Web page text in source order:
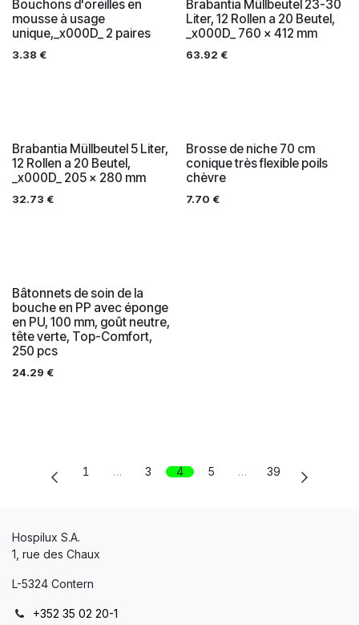
Bouchons d'oreilles en
mousse à usage
unique,_x000D_ 2 paires
3.38 €
Brabantia Müllbeutel 23-30
Liter, 12 Rollen a 20 Beutel,
_x000D_ 760 x 412 mm
63.92 €
Brabantia Müllbeutel 5 Liter,
12 Rollen a 20 Beutel,
_x000D_ 205 x 280 mm
32.73 €
Brosse de niche 70 cm
conique très flexible poils
chèvre
7.70 €
Bâtonnets de soin de la
bouche en PP avec éponge
en PU, 100 mm, goût neutre,
tête verte, Top-Comfort,
250 pcs
24.29 €
1 … 3 4 5 … 39
Hospilux S.A.
1, rue des Chaux
L-5324 Contern
+352 35 02 20-1